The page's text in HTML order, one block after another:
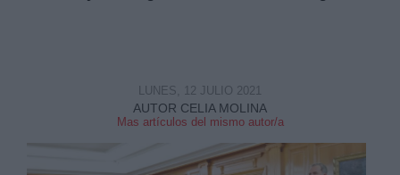
AUTOR CELIA MOLINA
Mas artículos del mismo autor/a
LUNES, 12 JULIO 2021